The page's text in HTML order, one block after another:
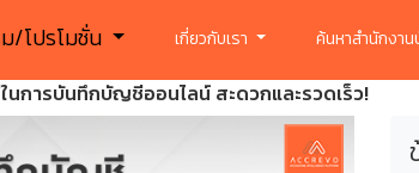
/โปรโมชั่น เกี่ยวกับเรา ค้นหาสำนักงา
การบันทึกบัญชีออนไลน์ สะดวกและรวดเร็ว!